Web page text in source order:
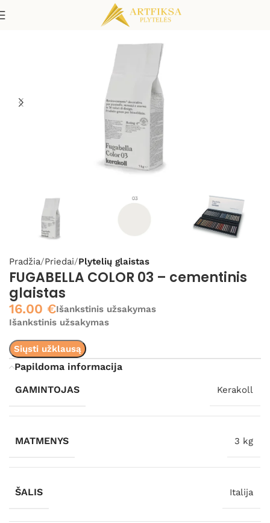
Pradžia Priedai Plytelių glaistas
FUGABELLA COLOR 03 – cementinis
glaistas
16.00 €Išankstinis užsakymas
Išankstinis užsakymas
Siųsti užklausą
Papildoma informacija
GAMINTOJAS
Kerakoll
MATMENYS 3 kg
ŠALIS Italija